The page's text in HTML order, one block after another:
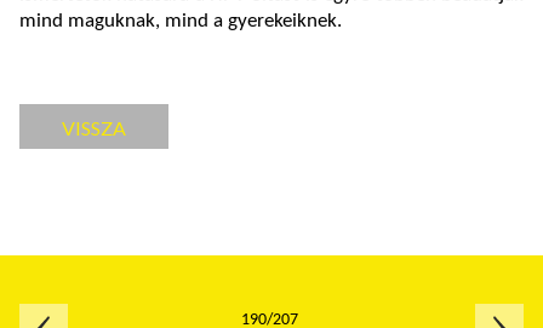
mind maguknak, mind a gyerekeiknek.
VISSZA
190/207